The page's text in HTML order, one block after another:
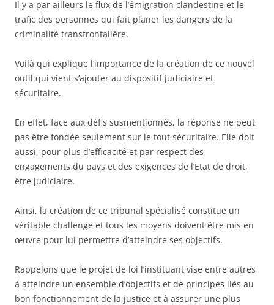
Il y a par ailleurs le flux de l’émigration clandestine et le
trafic des personnes qui fait planer les dangers de la
criminalité transfrontalière.
Voilà qui explique l’importance de la création de ce nouvel
outil qui vient s’ajouter au dispositif judiciaire et
sécuritaire.
En effet, face aux défis susmentionnés, la réponse ne peut
pas être fondée seulement sur le tout sécuritaire. Elle doit
aussi, pour plus d’efficacité et par respect des
engagements du pays et des exigences de l’Etat de droit,
être judiciaire.
Ainsi, la création de ce tribunal spécialisé constitue un
véritable challenge et tous les moyens doivent être mis en
œuvre pour lui permettre d’atteindre ses objectifs.
Rappelons que le projet de loi l’instituant vise entre autres
à atteindre un ensemble d’objectifs et de principes liés au
bon fonctionnement de la justice et à assurer une plus